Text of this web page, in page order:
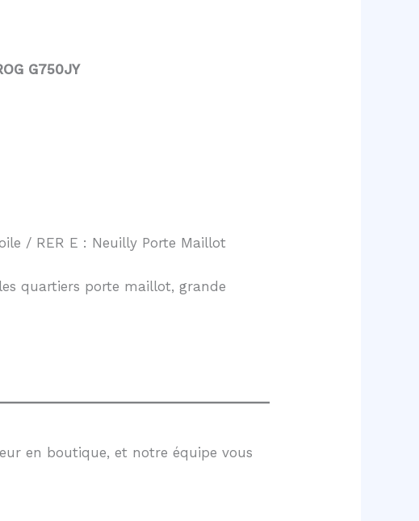
G750JY
/ RER E : Neuilly Porte Maillot
quartiers porte maillot, grande
en boutique, et notre équipe vous